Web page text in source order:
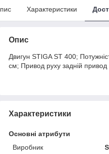
Характеристики
Опис
Двигун STIGA ST 400;
см; Привод руху задній привод
Характеристики
Основні атрибути
Виробник